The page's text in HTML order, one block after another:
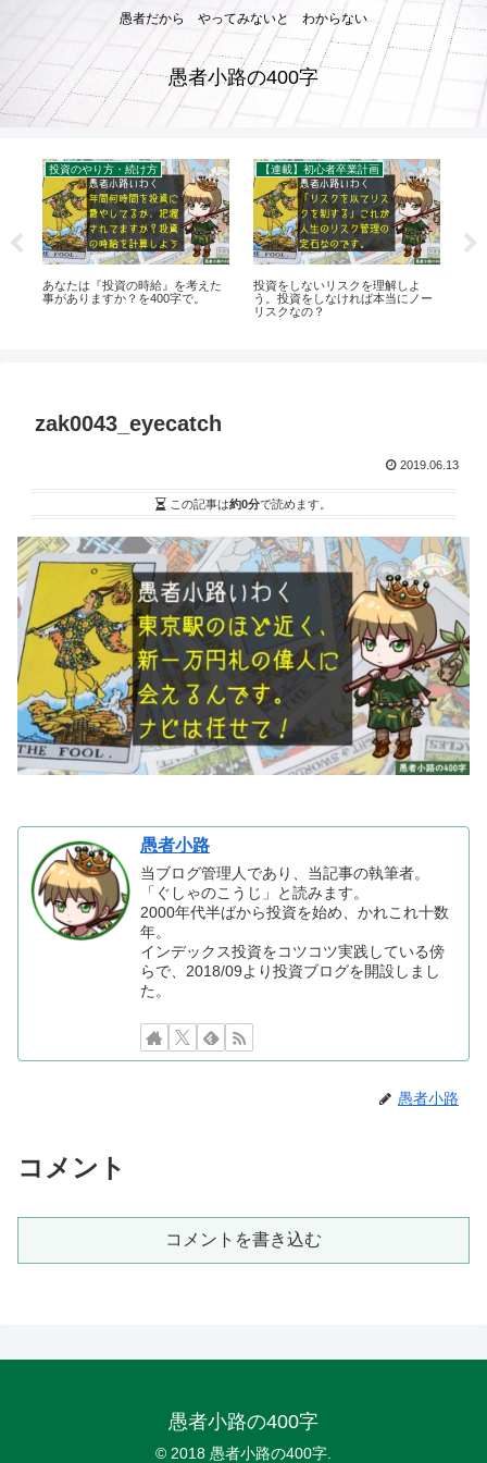
愚者だから やってみないと わからない
愚者小路の400字
投資のやり方・続け方
あなたは『投資の時給』を考えた
事がありますか？を400字で。
【連載】初心者卒業計画
投資をしないリスクを理解しよ
う。投資をしなければ本当にノー
リスクなの？
zak0043_eyecatch
2019.06.13
この記事は約0分で読めます。
愚者小路
当ブログ管理人であり、当記事の執筆者。
「ぐしゃのこうじ」と読みます。
2000年代半ばから投資を始め、かれこれ十数
年。
インデックス投資をコツコツ実践している傍
らで、2018/09より投資ブログを開設しまし
た。
愚者小路
コメント
コメントを書き込む
愚者小路の400字
© 2018 愚者小路の400字.